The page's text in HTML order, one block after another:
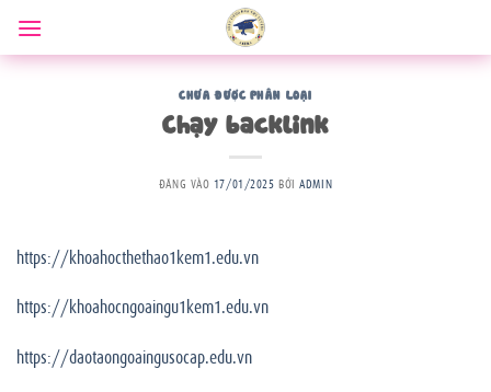
qua
nội
CHƯA ĐƯỢC PHÂN LOẠI
Chạy backlink
ĐĂNG VÀO 17/01/2025 BỞIADMIN
https://khoahocthethao1kem1.edu.vn
https://khoahocngoaingu1kem1.edu.vn
https://daotaongoaingusocap.edu.vn